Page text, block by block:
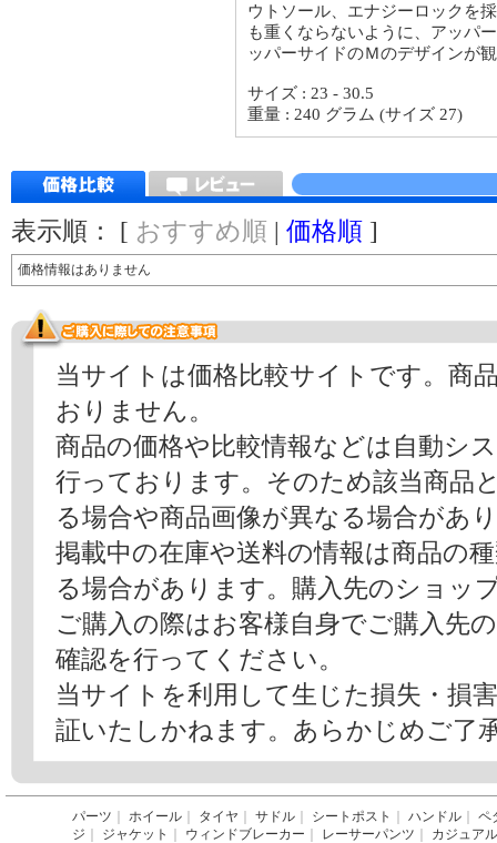
ウトソール、エナジーロックを
も重くならないように、アッパ
ッパーサイドのＭのデザインが
サイズ : 23 - 30.5
重量 : 240 グラム (サイズ 27)
表示順： [ おすすめ順 | 価格順 ]
価格情報はありません
当サイトは価格比較サイトです。商
おりません。
商品の価格や比較情報などは自動シ
行っております。そのため該当商品
る場合や商品画像が異なる場合があ
掲載中の在庫や送料の情報は商品の
る場合があります。購入先のショッ
ご購入の際はお客様自身でご購入先
確認を行ってください。
当サイトを利用して生じた損失・損
証いたしかねます。あらかじめご了
パーツ ホイール タイヤ サドル シートポスト ハンドル
ペ
ジ
ジャケット ウィンドブレーカー レーサーパンツ
カジュア